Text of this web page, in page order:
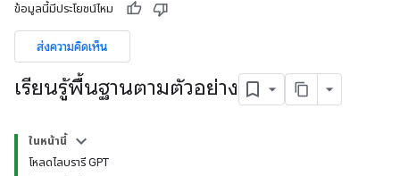
ข้อมูลนี้มีประโยชน์ไหม
ส่งความคิดเห็น
เรียนรู้พื้นฐานตามตัวอย่าง
ในหน้านี้
โหลดไลบรารี GPT